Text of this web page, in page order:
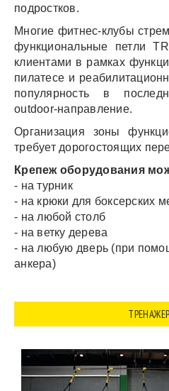
подростков.
Многие фитнес-клубы
функциональные петли
клиентами в рамках
пилатесе и
популярность в
outdoor-направление.
Организация зоны
требует дорогостоящих
Крепеж оборудования
- на турник
- на крюки для боксерских
- на любой столб
- на ветку дерева
- на любую дверь (при
анкера)